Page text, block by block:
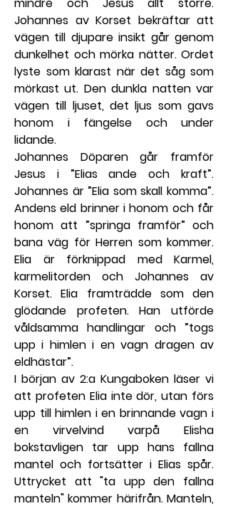
Johannes av Korset be­kräftar att
vägen till djupare insikt går genom
dunkelhet och mörka nätter. Ordet
lyste som klarast när det såg som
mör­kast ut. Den dunkla natten var
vägen till ljuset, det ljus som gavs
honom i fängelse och under
lidande.
Johannes Döparen går framför
Jesus i ”Elias ande och kraft”.
Johannes är ”Elia som skall komma”.
Andens eld brinner i honom och får
honom att ”springa framför” och
bana väg för Herren som kommer.
Elia är förknippad med Karmel,
karmelitorden och Johannes av
Korset. Elia framträdde som den
glödande profeten. Han utförde
våldsamma handlingar och ”togs
upp i himlen i en vagn dragen av
eld­hästar”.
I början av 2:a Kungaboken läser vi
att profeten Elia inte dör, utan förs
upp till himlen i en brinnande vagn i
en virvelvind varpå Elisha
bokstavligen tar upp hans fallna
mantel och fortsätter i Elias spår.
Uttrycket att "ta upp den fallna
manteln" kommer härifrån. Manteln,